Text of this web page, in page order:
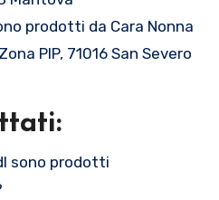
prodotti da Cara Nonna
PIP, 71016 San Severo
sono prodotti